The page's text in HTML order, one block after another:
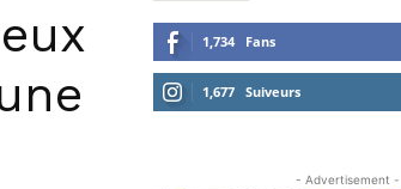
1,734 Fans
1,677 Suiveurs
- Advertisement -